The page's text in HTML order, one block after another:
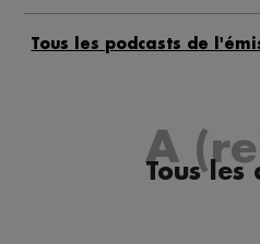
A
Tous les